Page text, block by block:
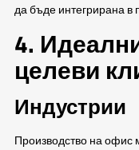
да бъде интегрирана в
4.
целеви
Индустрии
Производство на офис